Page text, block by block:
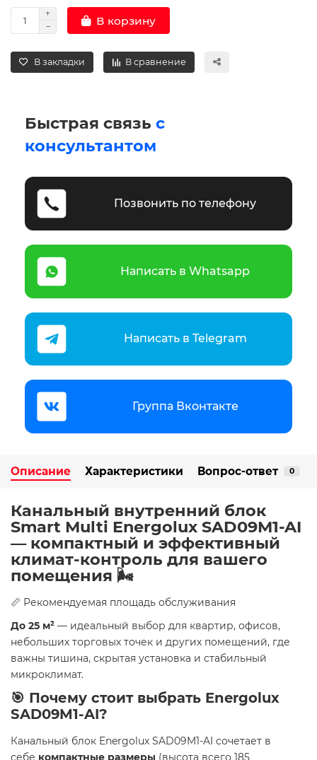
В корзину
В закладки В сравнение
Быстрая связь с
консультантом
Позвонить по телефону
Написать в Whatsapp
Написать в Telegram
Группа Вконтакте
Описание Характеристики Вопрос-ответ 0
Канальный внутренний блок
Smart Multi Energolux SAD09M1-AI
— компактный и эффективный
климат-контроль для вашего
помещения 🌬️
📏 Рекомендуемая площадь обслуживания
До 25 м² — идеальный выбор для квартир, офисов,
небольших торговых точек и других помещений, где
важны тишина, скрытая установка и стабильный
микроклимат.
🎯 Почему стоит выбрать Energolux
SAD09M1-AI?
Канальный блок Energolux SAD09M1-AI сочетает в
себе компактные размеры (высота всего 185